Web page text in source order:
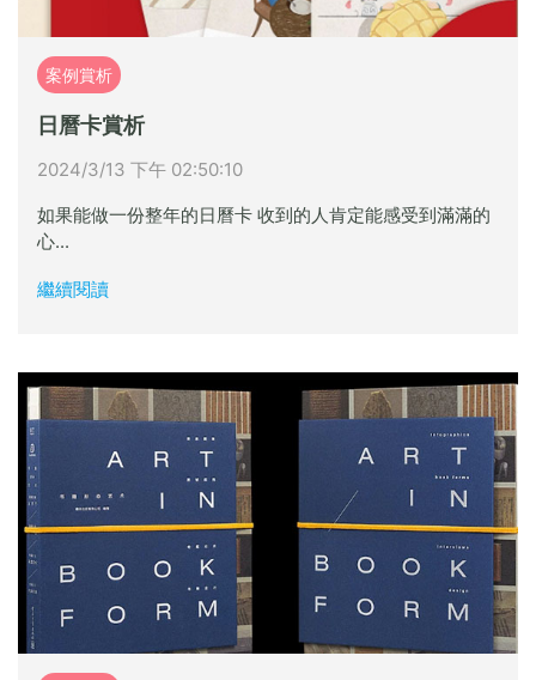
案例賞析
日曆卡賞析
2024/3/13 下午 02:50:10
如果能做一份整年的日曆卡 收到的人肯定能感受到滿滿的
心...
繼續閱讀